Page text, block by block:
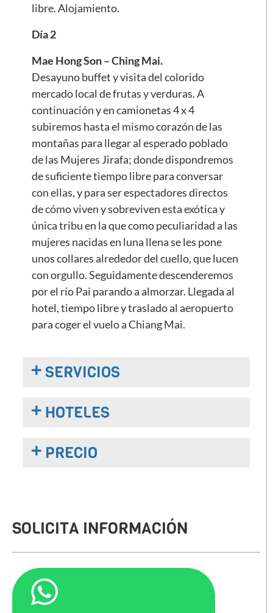
libre. Alojamiento.
Día 2
Mae Hong Son – Ching Mai.
Desayuno buffet y visita del colorido
mercado local de frutas y verduras. A
continuación y en camionetas 4 x 4
subiremos hasta el mismo corazón de las
montañas para llegar al esperado poblado
de las Mujeres Jirafa; donde dispondremos
de suficiente tiempo libre para conversar
con ellas, y para ser espectadores directos
de cómo viven y sobreviven esta exótica y
única tribu en la que como peculiaridad a las
mujeres nacidas en luna llena se les pone
unos collares alrededor del cuello, que lucen
con orgullo. Seguidamente descenderemos
por el río Pai parando a almorzar. Llegada al
hotel, tiempo libre y traslado al aeropuerto
para coger el vuelo a Chiang Mai.
SERVICIOS
HOTELES
PRECIO
SOLICITA INFORMACIÓN